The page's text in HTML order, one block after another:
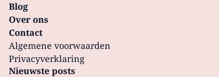
Blog
Over ons
Contact
Algemene voorwaarden
Privacy­verklaring
Nieuwste posts